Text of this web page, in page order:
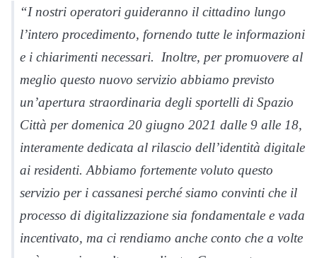
“I nostri operatori guideranno il cittadino lungo
l’intero procedimento, fornendo tutte le informazioni
e i chiarimenti necessari. Inoltre, per promuovere al
meglio questo nuovo servizio abbiamo previsto
un’apertura straordinaria degli sportelli di Spazio
Città per domenica 20 giugno 2021 dalle 9 alle 18,
interamente dedicata al rilascio dell’identità digitale
ai residenti. Abbiamo fortemente voluto questo
servizio per i cassanesi perché siamo convinti che il
processo di digitalizzazione sia fondamentale e vada
incentivato, ma ci rendiamo anche conto che a volte